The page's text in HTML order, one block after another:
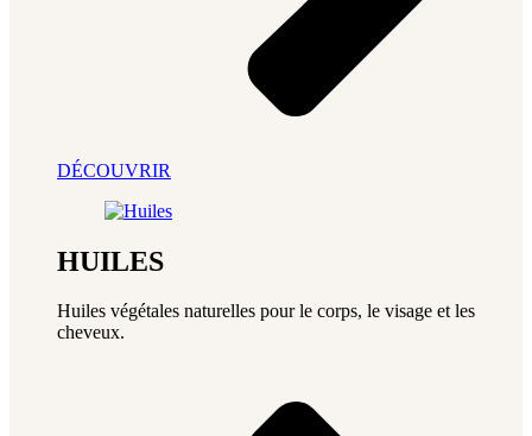
DÉCOUVRIR
HUILES
Huiles végétales naturelles pour le corps, le visage et les
cheveux.